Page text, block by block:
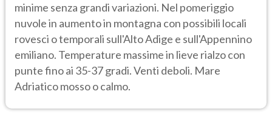
minime senza grandi variazioni. Nel pomeriggio
nuvole in aumento in montagna con possibili locali
rovesci o temporali sull'Alto Adige e sull'Appennino
emiliano. Temperature massime in lieve rialzo con
punte fino ai 35-37 gradi. Venti deboli. Mare
Adriatico mosso o calmo.